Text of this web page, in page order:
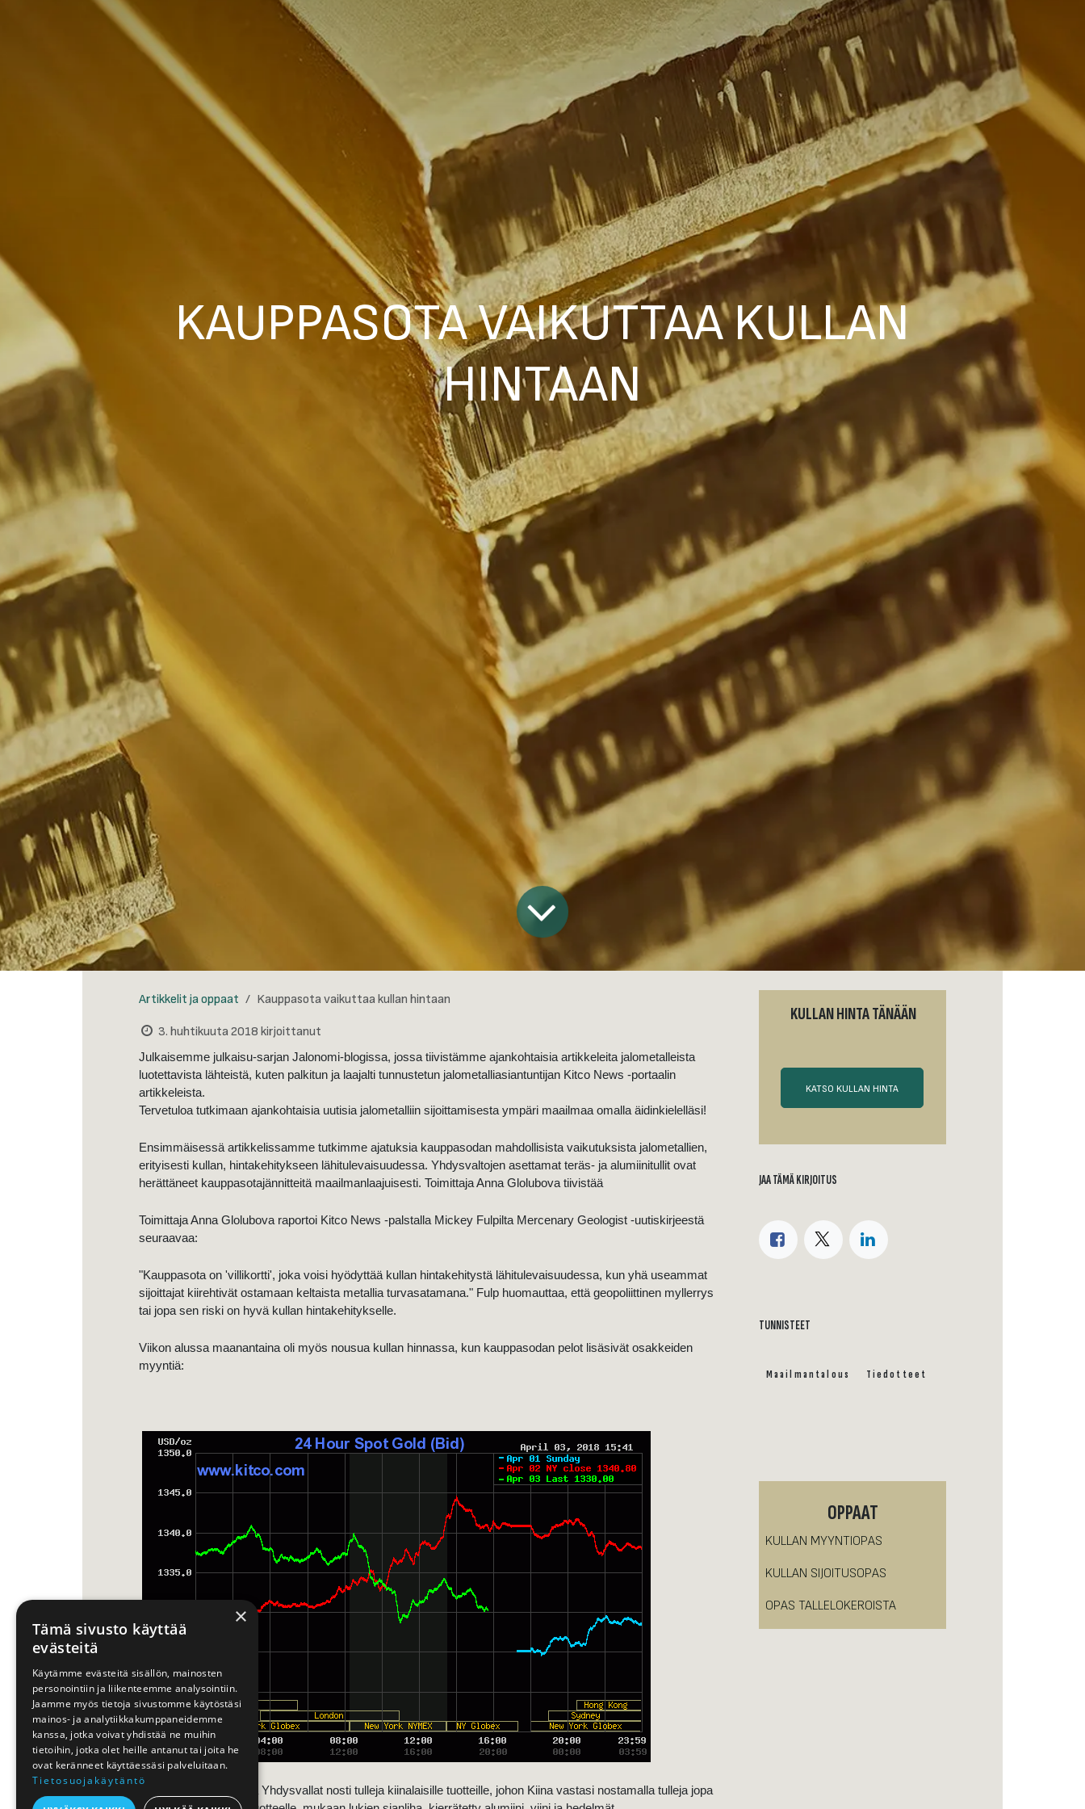
KAUPPASOTA VAIKUTTAA KULLAN
HINTAAN
Artikkelit ja oppaat Kauppasota vaikuttaa kullan hintaan
3. huhtikuuta 2018 kirjoittanut
Julkaisemme julkaisu-sarjan Jalonomi-blogissa, jossa tiivistämme ajankohtaisia artikkeleita jalometalleista
luotettavista lähteistä, kuten palkitun ja laajalti tunnustetun jalometalliasiantuntijan Kitco News -portaalin
artikkeleista.
Tervetuloa tutkimaan ajankohtaisia uutisia jalometalliin sijoittamisesta ympäri maailmaa omalla äidinkielelläsi!
Ensimmäisessä artikkelissamme tutkimme ajatuksia kauppasodan mahdollisista vaikutuksista jalometallien,
erityisesti kullan, hintakehitykseen lähitulevaisuudessa. Yhdysvaltojen asettamat teräs- ja alumiinitullit ovat
herättäneet kauppasotajännitteitä maailmanlaajuisesti. Toimittaja Anna Glolubova tiivistää
Toimittaja Anna Glolubova raportoi Kitco News -palstalla Mickey Fulpilta Mercenary Geologist -uutiskirjeestä
seuraavaa:
"Kauppasota on 'villikortti', joka voisi hyödyttää kullan hintakehitystä lähitulevaisuudessa, kun yhä useammat
sijoittajat kiirehtivät ostamaan keltaista metallia turvasatamana." Fulp huomauttaa, että geopoliittinen myllerrys
tai jopa sen riski on hyvä kullan hintakehitykselle.
Viikon alussa maanantaina oli myös nousua kullan hinnassa, kun kauppasodan pelot lisäsivät osakkeiden
myyntiä:
Maassa maaliskuussa Yhdysvallat nosti tulleja kiinalaisille tuotteille, johon Kiina vastasi nostamalla tulleja jopa
KULLAN HINTA TÄNÄÄN
KATSO KULLAN HINTA
JAA TÄMÄ KIRJOITUS
TUNNISTEET
Maailmantalous Tiedotteet
OPPAAT
KULLAN MYYNTIOPAS
KULLAN SIJOITUSOPAS
OPAS TALLELOKEROISTA
×
Tämä sivusto käyttää
evästeitä
Käytämme evästeitä sisällön, mainosten
personointiin ja liikenteemme analysointiin.
Jaamme myös tietoja sivustomme käytöstäsi
mainos- ja analytiikkakumppaneidemme
kanssa, jotka voivat yhdistää ne muihin
tietoihin, jotka olet heille antanut tai joita he
ovat keränneet käyttäessäsi palveluitaan.
Tietosuojakäytäntö